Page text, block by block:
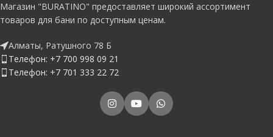
Магазин "BURATINO" предоставляет широкий ассортимент
товаров для бани по доступным ценам.
Алматы, Ратушного 78 Б
Телефон: +7 700 998 09 21
Телефон: +7 701 333 22 72